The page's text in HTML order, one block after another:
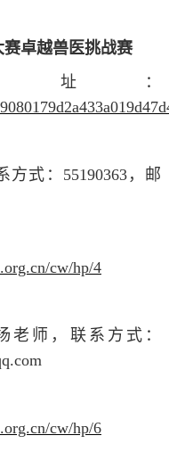
卓越兽医挑战赛
址：
方式：55190363，邮
cw/hp/4
老师 ，联系方式：
cw/hp/6